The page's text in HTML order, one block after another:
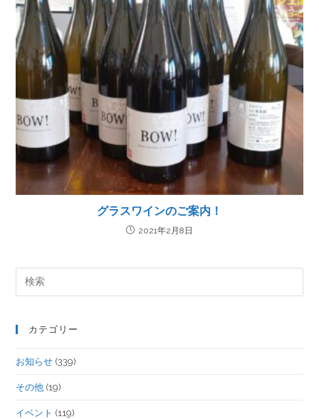
グラスワインのご案内！
2021年2月8日
カテゴリー
お知らせ (339)
その他 (19)
イベント (119)